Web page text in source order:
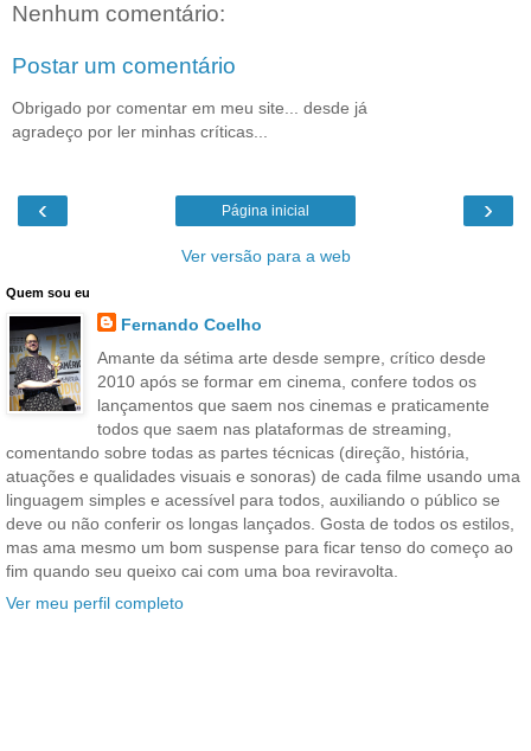
Nenhum comentário:
Postar um comentário
Obrigado por comentar em meu site... desde já
agradeço por ler minhas críticas...
‹ ›
Página inicial
Ver versão para a web
Quem sou eu
Fernando Coelho
Amante da sétima arte desde sempre, crítico desde
2010 após se formar em cinema, confere todos os
lançamentos que saem nos cinemas e praticamente
todos que saem nas plataformas de streaming,
comentando sobre todas as partes técnicas (direção, história,
atuações e qualidades visuais e sonoras) de cada filme usando uma
linguagem simples e acessível para todos, auxiliando o público se
deve ou não conferir os longas lançados. Gosta de todos os estilos,
mas ama mesmo um bom suspense para ficar tenso do começo ao
fim quando seu queixo cai com uma boa reviravolta.
Ver meu perfil completo